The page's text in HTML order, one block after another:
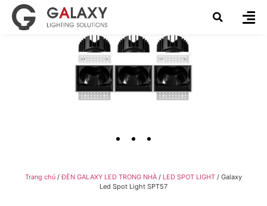
Trang chủ /ĐÈN GALAXY LED TRONG NHÀ / LED SPOT LIGHT / Galaxy
Led Spot Light SPT57